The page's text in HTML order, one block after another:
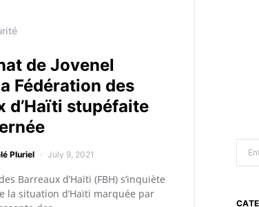
de Jovenel
Fédération des
d’Haïti stupéfaite
Pluriel July 9, 2021
Barreaux d’Haïti (FBH) s’inquiète
la situation d’Haïti marquée par